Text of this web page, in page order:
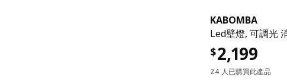
KABOMBA
Led壁燈, 可調光
$2,199
24 人已購買此產品